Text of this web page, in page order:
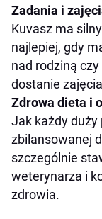
Zadania i
Kuvasz ma
najlepiej, gdy
nad rodziną
dostanie
Zdrowa dieta i
Jak każdy duży
zbilansowanej
szczególnie
weterynarza i
zdrowia.